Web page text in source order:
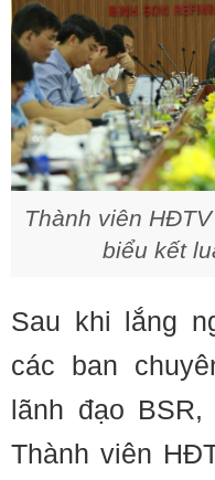
Thành viên
biểu kết
Sau khi lắng
các ban
lãnh đạo
Thành viên